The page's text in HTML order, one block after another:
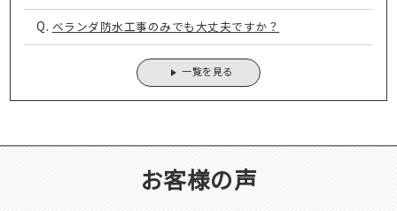
Q. ベランダ防水工事のみでも大丈夫ですか？
一覧を見る
お客様の声